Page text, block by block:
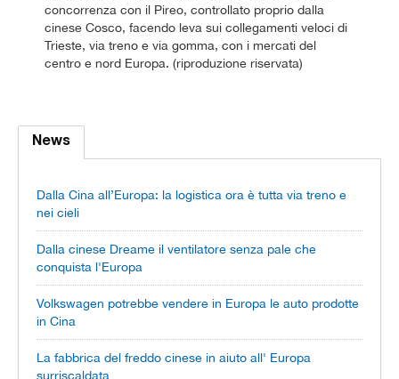
concorrenza con il Pireo, controllato proprio dalla
cinese Cosco, facendo leva sui collegamenti veloci di
Trieste, via treno e via gomma, con i mercati del
centro e nord Europa. (riproduzione riservata)
News
Dalla Cina all’Europa: la logistica ora è tutta via treno e
nei cieli
Dalla cinese Dreame il ventilatore senza pale che
conquista l'Europa
Volkswagen potrebbe vendere in Europa le auto prodotte
in Cina
La fabbrica del freddo cinese in aiuto all' Europa
surriscaldata